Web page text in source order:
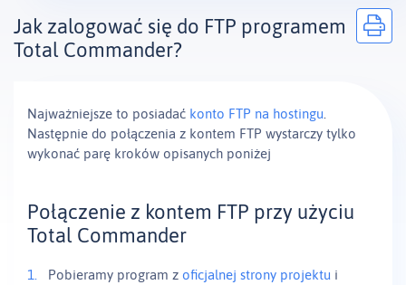
Jak zalogować się do FTP programem
Total Commander?
Najważniejsze to posiadać konto FTP na hostingu
Następnie do połączenia z kontem FTP wystarczy tylko
wykonać parę kroków opisanych poniżej
Połączenie z kontem FTP przy użyciu
Total Commander
Pobieramy program z oficjalnej strony projektu i